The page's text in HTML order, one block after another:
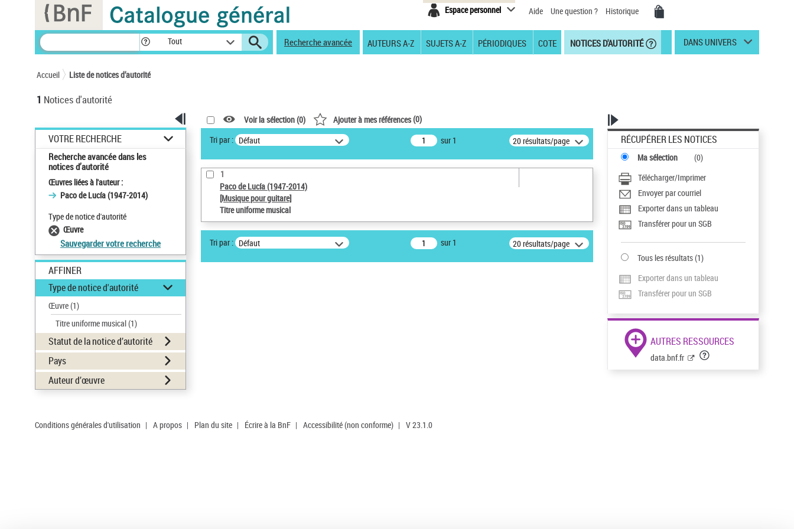
Espace personnel Aide Une question ? Historique
Tout Recherche avancée AUTEURS A-Z SUJETS A-Z PÉRIODIQUES COTE NOTICES D'AUTORITÉ DANS UNIVERS
Accueil Liste de notices d’autorité
1 Notices d'autorité
VOTRE RECHERCHE
Recherche avancée dans les
notices d’autorité
Œuvres liées à l'auteur :
Paco de Lucía (1947-2014)
Type de notice d'autorité
Œuvre
Sauvegarder votre recherche
AFFINER
Type de notice d'autorité
Œuvre(1)
Titre uniforme musical(1)
Statut de la notice d’autorité
Pays
Auteur d’œuvre
Voir la sélection (0) Ajouter à mes références(0)
Tri par : Défaut sur 1 20 résultats/page
1
Paco de Lucía (1947-2014)
[Musique pour guitare]
Titre uniforme musical
Tri par : Défaut sur 1 20 résultats/page
RÉCUPÉRER LES NOTICES
Ma sélection (0)
Télécharger/Imprimer
Envoyer par courriel
Exporter dans un tableau
Transférer pour un SGB
Tous les résultats(1)
Exporter dans un tableau
Transférer pour un SGB
AUTRES RESSOURCES
data.bnf.fr
Conditions générales d'utilisation | A propos | Plan du site | Écrire à la BnF | Accessibilité (non conforme) | V 23.1.0
Panneau de gestion des cookies